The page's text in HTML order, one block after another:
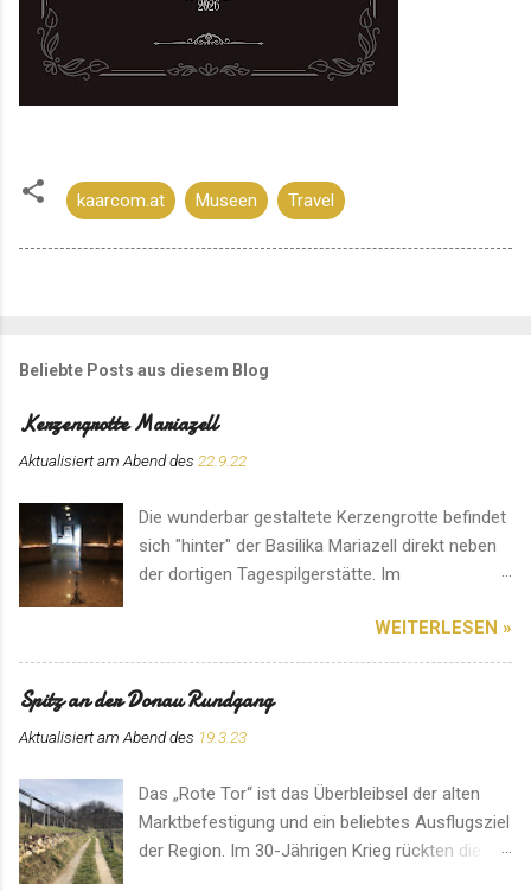
kaarcom.at Museen Travel
Beliebte Posts aus diesem Blog
Kerzengrotte Mariazell
Aktualisiert am Abend des 22.9.22
Die wunderbar gestaltete Kerzengrotte befindet
sich "hinter" der Basilika Mariazell direkt neben
der dortigen Tagespilgerstätte. Im
angefertigte Kerzen erworben werden. Hier
herrscht eine ganz besondere Atmosphäre. Ein
Platz für ein Gebet im stillen Gedenken.
WEITERLESEN »
Spitz an der Donau Rundgang
Aktualisiert am Abend des 19.3.23
Das „Rote Tor“ ist das Überbleibsel der alten
Marktbefestigung und ein beliebtes Ausflugsziel
der Region. Im 30-Jährigen Krieg rückten die